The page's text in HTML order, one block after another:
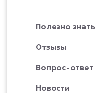
Полезно знать
Отзывы
Вопрос-ответ
Новости